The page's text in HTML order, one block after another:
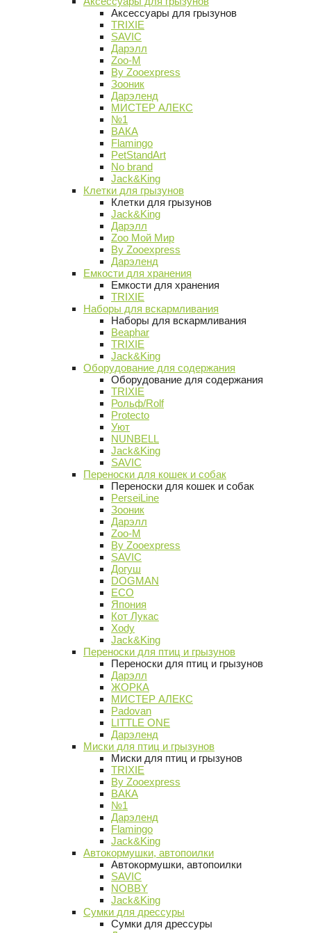
Аксессуары для грызунов
TRIXIE
SAVIC
Дарэлл
Zoo-M
By Zooexpress
Зооник
Дарэленд
МИСТЕР АЛЕКС
№1
ВАКА
Flamingo
PetStandArt
No brand
Jack&King
Клетки для грызунов
Клетки для грызунов
Jack&King
Дарэлл
Zoo Мой Мир
By Zooexpress
Дарэленд
Емкости для хранения
Емкости для хранения
TRIXIE
Наборы для вскармливания
Наборы для вскармливания
Beaphar
TRIXIE
Jack&King
Оборудование для содержания
Оборудование для содержания
TRIXIE
Рольф/Rolf
Protecto
Уют
NUNBELL
Jack&King
SAVIC
Переноски для кошек и собак
Переноски для кошек и собак
PerseiLine
Зооник
Дарэлл
Zoo-M
By Zooexpress
SAVIC
Догуш
DOGMAN
ECO
Япония
Кот Лукас
Xody
Jack&King
Переноски для птиц и грызунов
Переноски для птиц и грызунов
Дарэлл
ЖОРКА
МИСТЕР АЛЕКС
Padovan
LITTLE ONE
Дарэленд
Миски для птиц и грызунов
Миски для птиц и грызунов
TRIXIE
By Zooexpress
ВАКА
№1
Дарэленд
Flamingo
Jack&King
Автокормушки, автопоилки
Автокормушки, автопоилки
SAVIC
NOBBY
Jack&King
Сумки для дрессуры
Сумки для дрессуры